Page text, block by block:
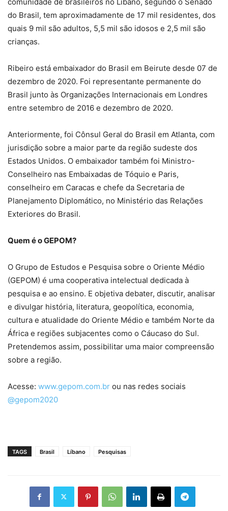
do Brasil, tem aproximadamente de 17 mil residentes, dos
quais 9 mil são adultos, 5,5 mil são idosos e 2,5 mil são
crianças.
Ribeiro está embaixador do Brasil em Beirute desde 07 de
dezembro de 2020. Foi representante permanente do
Brasil junto às Organizações Internacionais em Londres
entre setembro de 2016 e dezembro de 2020.
Anteriormente, foi Cônsul Geral do Brasil em Atlanta, com
jurisdição sobre a maior parte da região sudeste dos
Estados Unidos. O embaixador também foi Ministro-
Conselheiro nas Embaixadas de Tóquio e Paris,
conselheiro em Caracas e chefe da Secretaria de
Planejamento Diplomático, no Ministério das Relações
Exteriores do Brasil.
Quem é o GEPOM?
O Grupo de Estudos e Pesquisa sobre o Oriente Médio
(GEPOM) é uma cooperativa intelectual dedicada à
pesquisa e ao ensino. E objetiva debater, discutir, analisar
e divulgar história, literatura, geopolítica, economia,
cultura e atualidade do Oriente Médio e também Norte da
África e regiões subjacentes como o Cáucaso do Sul.
Pretendemos assim, possibilitar uma maior compreensão
sobre a região.
Acesse: www.gepom.com.br ou nas redes sociais
@gepom2020
TAGS Brasil Líbano Pesquisas